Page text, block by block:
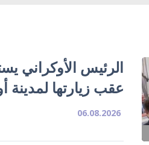
الرئيس الأوكراني
عقب زيارتها لمدينة
06.08.2026